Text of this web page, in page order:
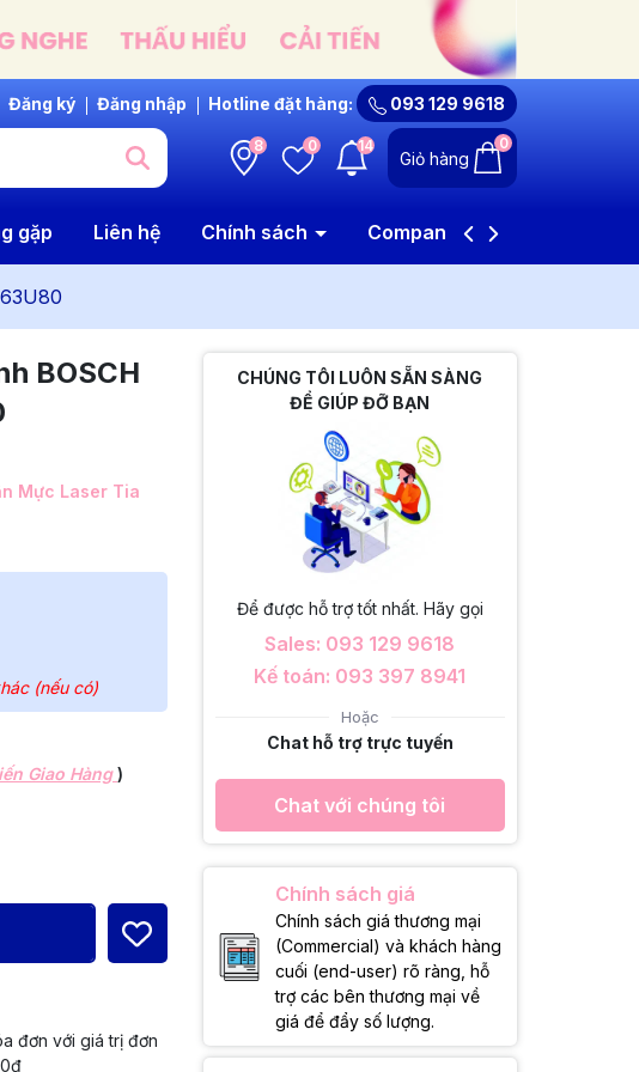
Đăng ký Đăng nhập Hotline đặt hàng: 093 129 9618
8 0 14
Giỏ hàng
0
gặp Liên hệ Chính sách Company Profile
BOSCH
Mực Laser Tia
(nếu có)
Giao Hàng)
đơn với giá trị đơn
CHÚNG TÔI LUÔN SẴN SÀNG
ĐỂ GIÚP ĐỠ BẠN
Để được hỗ trợ tốt nhất. Hãy gọi
Sales: 093 129 9618
Kế toán: 093 397 8941
Hoặc
Chat hỗ trợ trực tuyến
Chat với chúng tôi
Chính sách giá
Chính sách giá thương mại
(Commercial) và khách hàng
cuối (end-user) rõ ràng, hỗ
trợ các bên thương mại về
giá để đẩy số lượng.